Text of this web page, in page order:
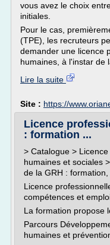
vous avez le choix
initiales.
Pour le cas,
(TPE), les recruteurs
demander une licence
humaines, à l'instar de
Lire la suite
Site : https://
Licence
: formation ...
> Catalogue >
humaines et sociales
de la GRH :
Licence
compétences et
La formation propose
Parcours
humaines et